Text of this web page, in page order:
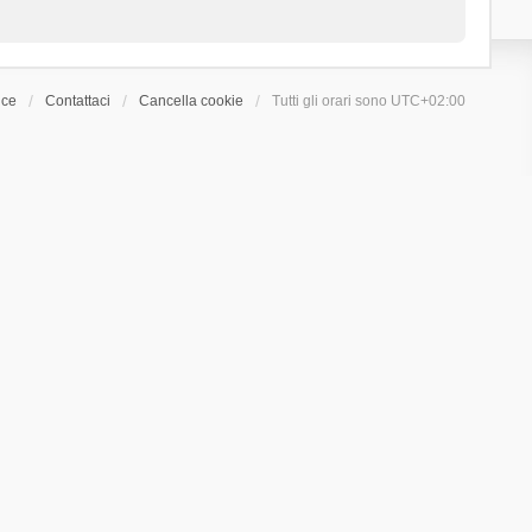
Contattaci Cancella cookie Tutti gli orari sono UTC+02:00